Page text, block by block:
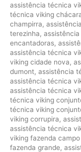
assistência técnica
técnica viking
champirra,
terezinha,
encantadoras,
assistência técnica
viking cidade nova,
dumont, assistência
assistência técnica
assistência técnica
técnica viking
técnica viking
viking corrupira,
assistência técnica
viking fazenda
fazenda grande,